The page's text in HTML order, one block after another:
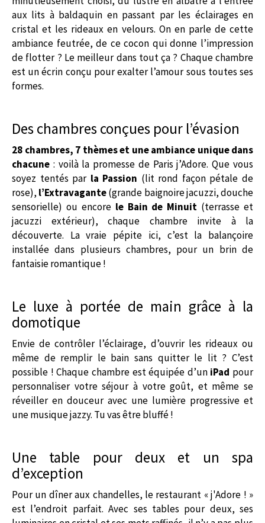
aux lits à baldaquin en passant par les éclairages en
cristal et les rideaux en velours. On en parle de cette
ambiance feutrée, de ce cocon qui donne l’impression
de flotter ? Le meilleur dans tout ça ? Chaque chambre
est un écrin conçu pour exalter l’amour sous toutes ses
formes.
Des chambres conçues pour l’évasion
28 chambres, 7 thèmes et une ambiance unique dans
chacune : voilà la promesse de Paris j’Adore. Que vous
soyez tentés par la Passion (lit rond façon pétale de
rose), l’Extravagante(grande baignoire jacuzzi, douche
sensorielle) ou encore le Bain de Minuit (terrasse et
jacuzzi extérieur), chaque chambre invite à la
découverte. La vraie pépite ici, c’est la balançoire
installée dans plusieurs chambres, pour un brin de
fantaisie romantique !
Le luxe à portée de main grâce à la
domotique
Envie de contrôler l’éclairage, d’ouvrir les rideaux ou
même de remplir le bain sans quitter le lit ? C’est
possible ! Chaque chambre est équipée d’un iPad pour
personnaliser votre séjour à votre goût, et même se
réveiller en douceur avec une lumière progressive et
une musique jazzy. Tu vas être bluffé !
Une table pour deux et un spa
d’exception
Pour un dîner aux chandelles, le restaurant « j'Adore ! »
est l’endroit parfait. Avec ses tables pour deux, ses